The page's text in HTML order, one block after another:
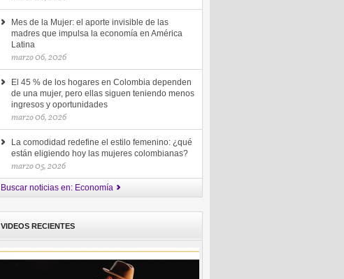
Mes de la Mujer: el aporte invisible de las
madres que impulsa la economía en América
Latina
marzo 06, 2026
El 45 % de los hogares en Colombia dependen
de una mujer, pero ellas siguen teniendo menos
ingresos y oportunidades
marzo 06, 2026
La comodidad redefine el estilo femenino: ¿qué
están eligiendo hoy las mujeres colombianas?
marzo 05, 2026
Buscar noticias en: Economía
VIDEOS RECIENTES